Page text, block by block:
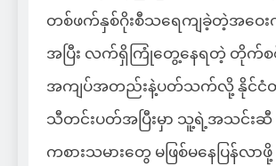
တစ်ဖက်နှစ်ဂိုးစီသရေကျခဲ့တဲ့အဝေး
အပြီး လက်ရှိကြုံတွေ့နေရတဲ့ တိုက်စ
အကျပ်အတည်းနဲ့ပတ်သက်လို့ နိုင်ငံ
သီတင်းပတ်အပြီးမှာ သူ့ရဲ့အသင်းဆီ
ကစားသမားတွေ မဖြစ်မနေပြန်လာ